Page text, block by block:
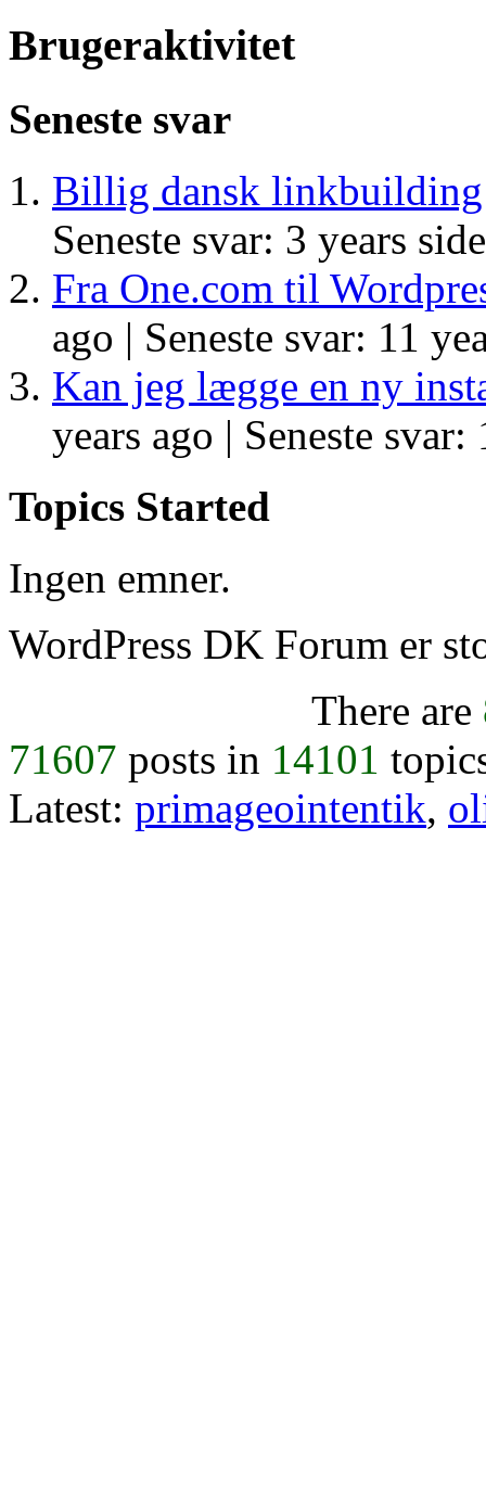
Brugeraktivitet
Seneste svar
Billig dansk linkbuilding
Seneste svar: 3 years
Fra One.com til
ago | Seneste svar: 11
Kan jeg lægge en ny
years ago | Seneste svar:
Topics Started
Ingen emner.
WordPress DK Forum er
There are
71607 posts in 14101
Latest: primageointentik,